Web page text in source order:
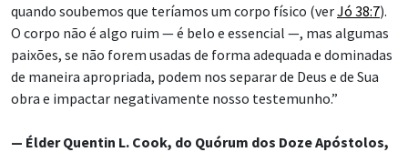
quando soubemos que teríamos um corpo físico (verJó 38:7).
O corpo não é algo ruim — é belo e essencial —, mas algumas
paixões, se não forem usadas de forma adequada e dominadas
de maneira apropriada, podem nos separar de Deus e de Sua
obra e impactar negativamente nosso testemunho.”
— Élder Quentin L. Cook, do Quórum dos Doze Apóstolos,